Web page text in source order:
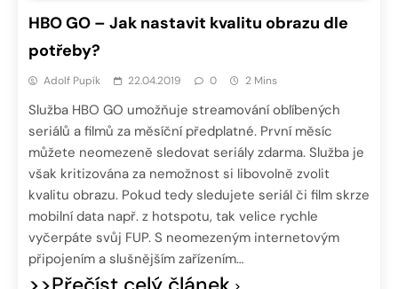
HBO GO – Jak nastavit kvalitu obrazu dle
potřeby?
Adolf Pupík 22.04.2019 0 2 Mins
Služba HBO GO umožňuje streamování oblíbených
seriálů a filmů za měsíční předplatné. První měsíc
můžete neomezeně sledovat seriály zdarma. Služba je
však kritizována za nemožnost si libovolně zvolit
kvalitu obrazu. Pokud tedy sledujete seriál či film skrze
mobilní data např. z hotspotu, tak velice rychle
vyčerpáte svůj FUP. S neomezeným internetovým
připojením a slušnějším zařízením…